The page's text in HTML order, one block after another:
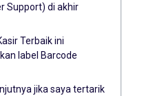
Support) di akhir
Terbaik ini
label Barcode
jika saya tertarik